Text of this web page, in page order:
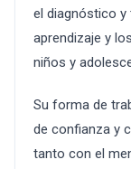
el diagnóstico y
aprendizaje y
niños y
Su forma de
de confianza y
tanto con el